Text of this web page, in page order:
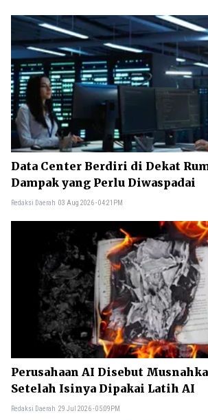
Data Center Berdiri di Dekat
Dampak yang Perlu Diwaspadai
Redaksi Daerah 03 Aug 2026 - 04:21PM
Perusahaan AI Disebut
Setelah Isinya Dipakai Latih AI
Redaksi Daerah 29 Jul 2026 - 05:09PM